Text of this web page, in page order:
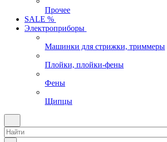
Прочее
SALE %
Электроприборы
Машинки для стрижки, триммеры
Плойки, плойки-фены
Фены
Щипцы